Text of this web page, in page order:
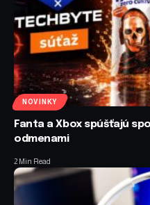
NOVINKY
Fanta a Xbox spúšťajú
odmenami
2 Min Read